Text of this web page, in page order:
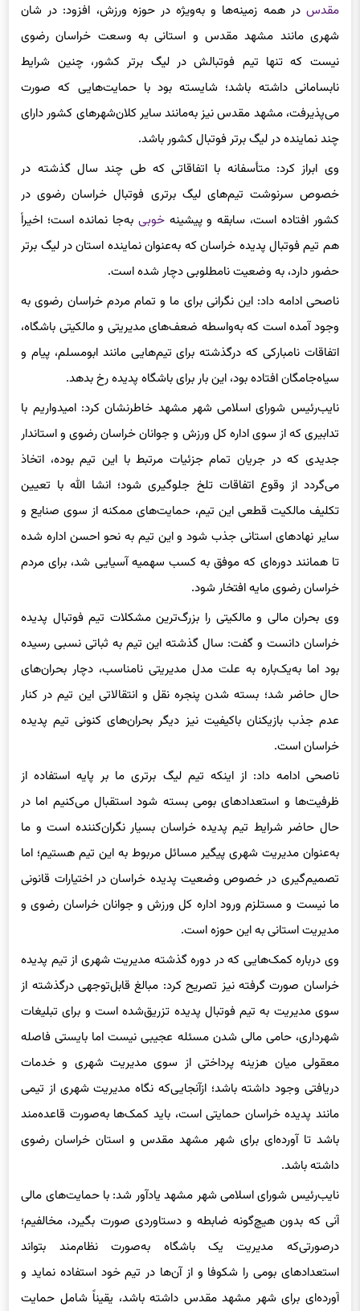
مقدس در همه زمینه‌ها و به‌ویژه در حوزه ورزش، افزود: در شان
شهری مانند مشهد مقدس و استانی به وسعت خراسان رضوی
نیست که تنها تیم فوتبالش در لیگ برتر کشور، چنین شرایط
نابسامانی داشته باشد؛ شایسته بود با حمایت‌هایی که صورت
می‌پذیرفت، مشهد مقدس نیز به‌مانند سایر کلان‌شهرهای کشور دارای
چند نماینده در لیگ برتر فوتبال کشور باشد.
وی ابراز کرد: متأسفانه با اتفاقاتی که طی چند سال گذشته در
خصوص سرنوشت تیم‌های لیگ برتری فوتبال خراسان رضوی در
کشور افتاده است، سابقه و پیشینهخوبی به‌جا نمانده است؛ اخیراً
هم تیم فوتبال پدیده خراسان که به‌عنوان نماینده استان در لیگ برتر
حضور دارد، به وضعیت نامطلوبی دچار شده است.
ناصحی ادامه داد: این نگرانی برای ما و تمام مردم خراسان رضوی به
وجود آمده است که به‌واسطه ضعف‌های مدیریتی و مالکیتی باشگاه،
اتفاقات نامبارکی که درگذشته برای تیم‌هایی مانند ابومسلم، پیام و
سیاه‌جامگان افتاده بود، این بار برای باشگاه پدیده رخ بدهد.
نایب‌رئیس شورای اسلامی شهر مشهد خاطرنشان کرد: امیدواریم با
تدابیری که از سوی اداره کل ورزش و جوانان خراسان رضوی و استاندار
جدیدی که در جریان تمام جزئیات مرتبط با این تیم بوده، اتخاذ
می‌گردد از وقوع اتفاقات تلخ جلوگیری شود؛ انشا الله با تعیین
تکلیف مالکیت قطعی این تیم، حمایت‌های ممکنه از سوی صنایع و
سایر نهادهای استانی جذب شود و این تیم به نحو احسن اداره شده
تا همانند دوره‌ای که موفق به کسب سهمیه آسیایی شد، برای مردم
خراسان رضوی مایه افتخار شود.
وی بحران مالی و مالکیتی را بزرگ‌ترین مشکلات تیم فوتبال پدیده
خراسان دانست و گفت: سال گذشته این تیم به ثباتی نسبی رسیده
بود اما به‌یک‌باره به علت مدل مدیریتی نامناسب، دچار بحران‌های
حال حاضر شد؛ بسته شدن پنجره نقل و انتقالاتی این تیم در کنار
عدم جذب بازیکنان باکیفیت نیز دیگر بحران‌های کنونی تیم پدیده
خراسان است.
ناصحی ادامه داد: از اینکه تیم لیگ برتری ما بر پایه استفاده از
ظرفیت‌ها و استعدادهای بومی بسته شود استقبال می‌کنیم اما در
حال حاضر شرایط تیم پدیده خراسان بسیار نگران‌کننده است و ما
به‌عنوان مدیریت شهری پیگیر مسائل مربوط به این تیم هستیم؛ اما
تصمیم‌گیری در خصوص وضعیت پدیده خراسان در اختیارات قانونی
ما نیست و مستلزم ورود اداره کل ورزش و جوانان خراسان رضوی و
مدیریت استانی به این حوزه است.
وی درباره کمک‌هایی که در دوره گذشته مدیریت شهری از تیم پدیده
خراسان صورت گرفته نیز تصریح کرد: مبالغ قابل‌توجهی درگذشته از
سوی مدیریت به تیم فوتبال پدیده تزریق‌شده است و برای تبلیغات
شهرداری، حامی مالی شدن مسئله عجیبی نیست اما بایستی فاصله
معقولی میان هزینه پرداختی از سوی مدیریت شهری و خدمات
دریافتی وجود داشته باشد؛ ازآنجایی‌که نگاه مدیریت شهری از تیمی
مانند پدیده خراسان حمایتی است، باید کمک‌ها به‌صورت قاعده‌مند
باشد تا آورده‌ای برای شهر مشهد مقدس و استان خراسان رضوی
داشته باشد.
نایب‌رئیس شورای اسلامی شهر مشهد یادآور شد: با حمایت‌های مالی
آنی که بدون هیچ‌گونه ضابطه و دستاوردی صورت بگیرد، مخالفیم؛
درصورتی‌که مدیریت یک باشگاه به‌صورت نظام‌مند بتواند
استعدادهای بومی را شکوفا و از آن‌ها در تیم خود استفاده نماید و
آورده‌ای برای شهر مشهد مقدس داشته باشد، یقیناً شامل حمایت